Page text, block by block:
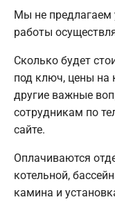
Мы не предлагаем
работы
Сколько будет
под ключ, цены на
другие важные
сотрудникам по
сайте.
Оплачиваются
котельной,
камина и